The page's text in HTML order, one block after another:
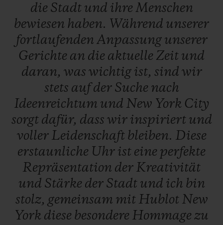
die Stadt und ihre Menschen
bewiesen haben. Während unserer
fortlaufenden Anpassung unserer
Gerichte an die aktuelle Zeit und
daran, was wichtig ist, sind wir
stets aufder Suche nach
Ideenreichtum und New York City
sorgt dafür, dass wir inspiriert und
voller Leidenschaft bleiben. Diese
erstaunliche Uhr ist eine perfekte
Repräsentation der Kreativität
und Stärke der Stadt und ich bin
stolz, gemeinsam mit Hublot New
York diese besondere Hommage zu